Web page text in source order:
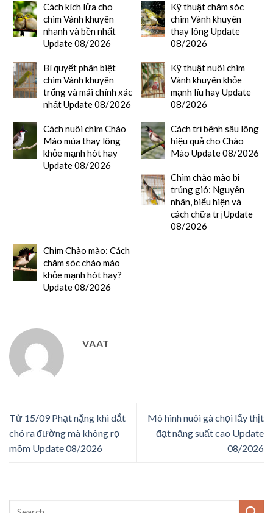
Cách kích lửa cho
chim Vành khuyên
nhanh và bền nhất
Update 08/2026
Kỹ thuật chăm sóc
chim Vành khuyên
thay lông Update
08/2026
Bí quyết phân biệt
chim Vành khuyên
trống và mái chính xác
nhất Update 08/2026
Kỹ thuật nuôi chim
Vành khuyên khỏe
mạnh líu hay Update
08/2026
Cách nuôi chim Chào
Mào mùa thay lông
khỏe mạnh hót hay
Update 08/2026
Cách trị bệnh sâu lông
hiệu quả cho Chào
Mào Update 08/2026
Chim chào mào bị
trúng gió: Nguyên
nhân, biểu hiện và
cách chữa trị Update
08/2026
Chim Chào mào: Cách
chăm sóc chào mào
khỏe mạnh hót hay?
Update 08/2026
VAAT
Từ 15/09 Phạt nặng khi dắt
chó ra đường mà không rọ
mõm Update 08/2026
Mô hình nuôi gà chọi lấy thịt
đạt năng suất cao Update
08/2026